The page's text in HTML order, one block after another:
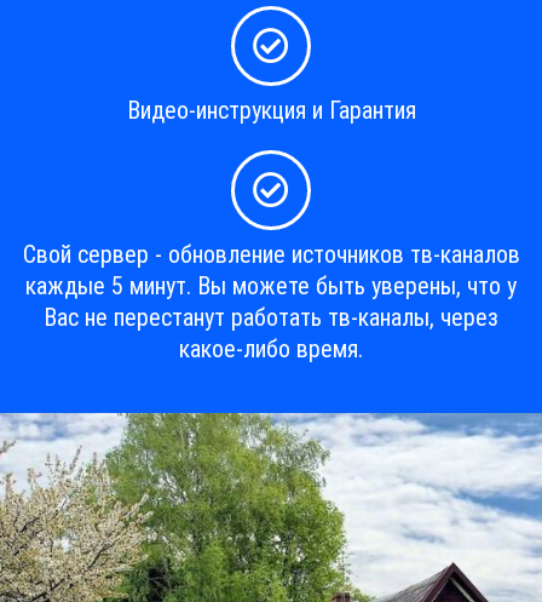
Видео-инструкция и Гарантия
Свой сервер - обновление источников тв-каналов
каждые 5 минут. Вы можете быть уверены, что у
Вас не перестанут работать тв-каналы, через
какое-либо время.